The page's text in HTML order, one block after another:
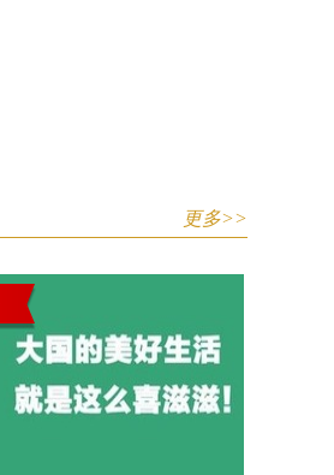
更多>>